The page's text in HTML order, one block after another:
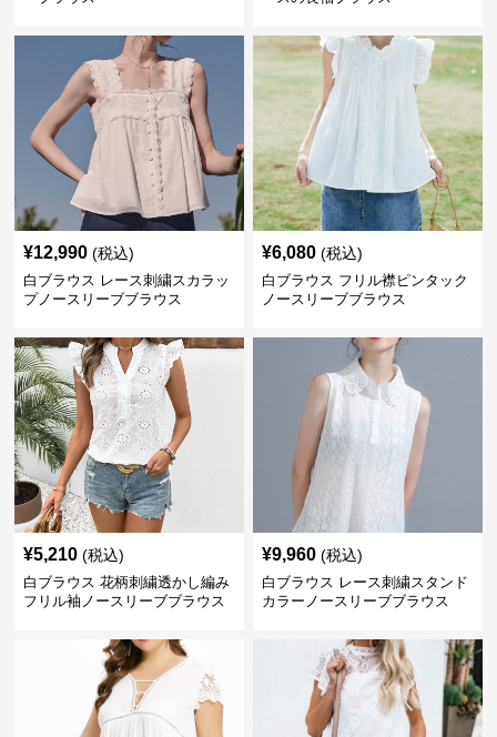
¥12,990 (税込)
白ブラウス レース刺繍スカラッ
プノースリーブブラウス
¥6,080 (税込)
白ブラウス フリル襟ピンタック
ノースリーブブラウス
¥5,210 (税込)
白ブラウス 花柄刺繍透かし編み
フリル袖ノースリーブブラウス
¥9,960 (税込)
白ブラウス レース刺繍スタンド
カラーノースリーブブラウス